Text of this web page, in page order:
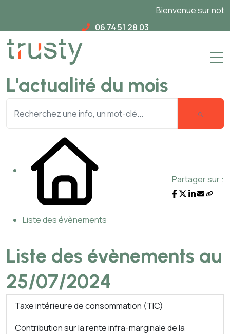
Bienvenue sur notre
06 74 51 28 03
L'actualité du mois
Liste des évènements
Partager sur :
Liste des évènements au
25/07/2024
Taxe intérieure de consommation (TIC)
Contribution sur la rente infra-marginale de la